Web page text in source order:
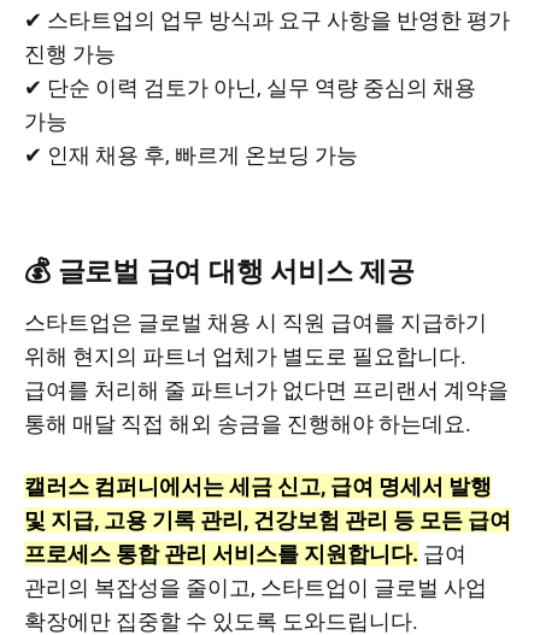
✔ 스타트업의 업무 방식과 요구 사항을 반영한 평가
진행 가능
✔ 단순 이력 검토가 아닌, 실무 역량 중심의 채용
가능
✔ 인재 채용 후, 빠르게 온보딩 가능
💰 글로벌 급여 대행 서비스 제공
스타트업은 글로벌 채용 시 직원 급여를 지급하기
위해 현지의 파트너 업체가 별도로 필요합니다.
급여를 처리해 줄 파트너가 없다면 프리랜서 계약을
통해 매달 직접 해외 송금을 진행해야 하는데요.
캘러스 컴퍼니에서는 세금 신고, 급여 명세서 발행
및 지급, 고용 기록 관리, 건강보험 관리 등 모든 급여
프로세스 통합 관리 서비스를 지원합니다. 급여
관리의 복잡성을 줄이고, 스타트업이 글로벌 사업
확장에만 집중할 수 있도록 도와드립니다.